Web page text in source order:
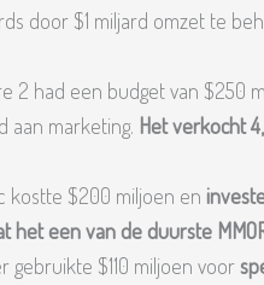
door $1 miljard omzet te
2 had een budget van $250
aan marketing. Het verkocht
kostte $200 miljoen en
het een van de duurste
gebruikte $110 miljoen voor